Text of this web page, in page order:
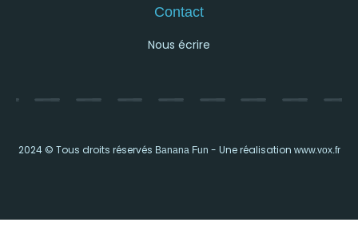
Contact
Nous écrire
2024 © Tous droits réservés Banana Fun - Une réalisation www.vox.fr